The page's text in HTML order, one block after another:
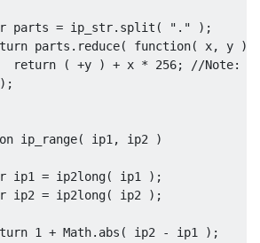
parts = ip_str. split ( "."
);
parts . reduce( function( x, y )
return
( +y ) + x * 256;
//Note:
);
ip_range( ip1 , ip2
)
ip1 = ip2long( ip1
);
ip2 = ip2long( ip2 );
1 + Math. abs ( ip2 - ip1
);